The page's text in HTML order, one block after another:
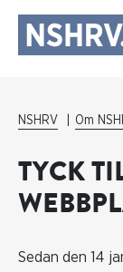
NSHRV Om
TYCK
Sedan den 14